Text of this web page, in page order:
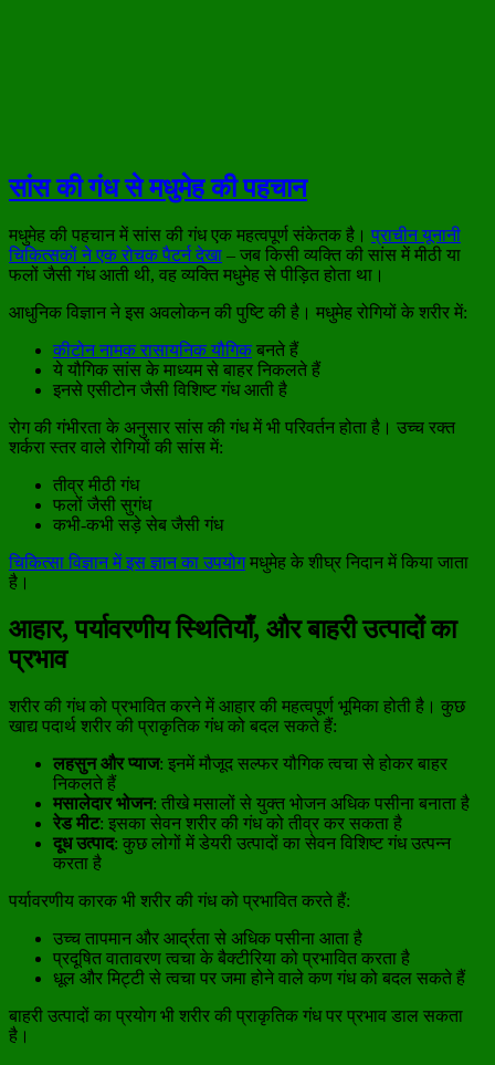
सांस की गंध से मधुमेह की पहचान
मधुमेह की पहचान में सांस की गंध एक महत्वपूर्ण संकेतक है।प्राचीन यूनानी
चिकित्सकों ने एक रोचक पैटर्न देखा – जब किसी व्यक्ति की सांस में मीठी या
फलों जैसी गंध आती थी, वह व्यक्ति मधुमेह से पीड़ित होता था।
आधुनिक विज्ञान ने इस अवलोकन की पुष्टि की है। मधुमेह रोगियों के शरीर में:
कीटोन नामक रासायनिक यौगिकबनते हैं
ये यौगिक सांस के माध्यम से बाहर निकलते हैं
इनसे एसीटोन जैसी विशिष्ट गंध आती है
रोग की गंभीरता के अनुसार सांस की गंध में भी परिवर्तन होता है। उच्च रक्त
शर्करा स्तर वाले रोगियों की सांस में:
तीव्र मीठी गंध
फलों जैसी सुगंध
कभी-कभी सड़े सेब जैसी गंध
चिकित्सा विज्ञान में इस ज्ञान का उपयोगमधुमेह के शीघ्र निदान में किया जाता
है।
आहार, पर्यावरणीय स्थितियाँ, और बाहरी उत्पादों का
प्रभाव
शरीर की गंध को प्रभावित करने में आहार की महत्वपूर्ण भूमिका होती है। कुछ
खाद्य पदार्थ शरीर की प्राकृतिक गंध को बदल सकते हैं:
लहसुन और प्याज: इनमें मौजूद सल्फर यौगिक त्वचा से होकर बाहर
निकलते हैं
मसालेदार भोजन: तीखे मसालों से युक्त भोजन अधिक पसीना बनाता है
रेड मीट: इसका सेवन शरीर की गंध को तीव्र कर सकता है
दूध उत्पाद: कुछ लोगों में डेयरी उत्पादों का सेवन विशिष्ट गंध उत्पन्न
करता है
पर्यावरणीय कारक भी शरीर की गंध को प्रभावित करते हैं:
उच्च तापमान और आर्द्रता से अधिक पसीना आता है
प्रदूषित वातावरण त्वचा के बैक्टीरिया को प्रभावित करता है
धूल और मिट्टी से त्वचा पर जमा होने वाले कण गंध को बदल सकते हैं
बाहरी उत्पादों का प्रयोग भी शरीर की प्राकृतिक गंध पर प्रभाव डाल सकता
है।